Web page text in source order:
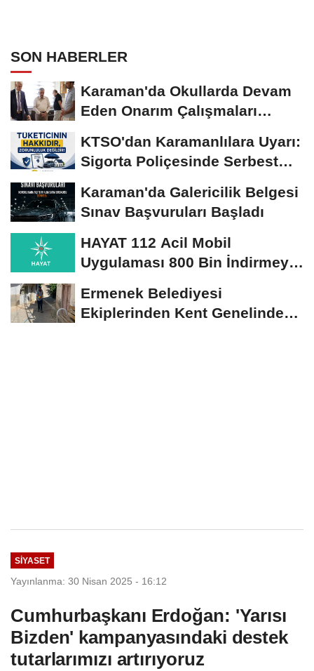
SON HABERLER
Karaman'da Okullarda Devam
Eden Onarım Çalışmaları
KTSO'dan Karamanlılara Uyarı:
Sigorta Poliçesinde Serbest
Karaman'da Galericilik Belgesi
Sınav Başvuruları Başladı
HAYAT 112 Acil Mobil
Uygulaması 800 Bin İndirmeyi
Ermenek Belediyesi
Ekiplerinden Kent Genelinde
SIYASET
Yayınlanma: 30 Nisan 2025 - 16:12
Cumhurbaşkanı Erdoğan: 'Yarısı
Bizden' kampanyasındaki destek
tutarlarımızı artırıyoruz